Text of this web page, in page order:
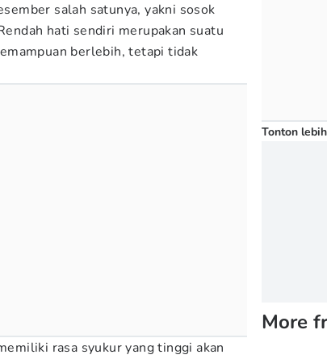
salah satunya, yakni sosok
hati sendiri merupakan suatu
berlebih, tetapi tidak
rasa syukur yang tinggi akan
Tonton
More